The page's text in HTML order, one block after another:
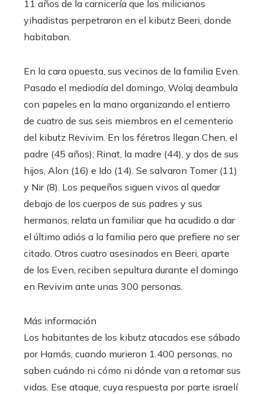
11 años de la carnicería que los milicianos
yihadistas perpetraron en el kibutz Beeri, donde
habitaban.
En la cara opuesta, sus vecinos de la familia Even.
Pasado el mediodía del domingo, Wolaj deambula
con papeles en la mano organizando el entierro
de cuatro de sus seis miembros en el cementerio
del kibutz Revivim. En los féretros llegan Chen, el
padre (45 años); Rinat, la madre (44), y dos de sus
hijos, Alon (16) e Ido (14). Se salvaron Tomer (11)
y Nir (8). Los pequeños siguen vivos al quedar
debajo de los cuerpos de sus padres y sus
hermanos, relata un familiar que ha acudido a dar
el último adiós a la familia pero que prefiere no ser
citado. Otros cuatro asesinados en Beeri, aparte
de los Even, reciben sepultura durante el domingo
en Revivim ante unas 300 personas.
Más información
Los habitantes de los kibutz atacados ese sábado
por Hamás, cuando murieron 1.400 personas, no
saben cuándo ni cómo ni dónde van a retomar sus
vidas. Ese ataque, cuya respuesta por parte israelí